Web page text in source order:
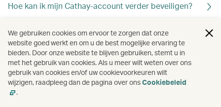
Hoe kan ik mijn Cathay-account verder beveiligen?
Wat moet ik doen als ik mijn telefoon kwijtraak?
We gebruiken cookies om ervoor te zorgen dat onze
website goed werkt en om u de best mogelijke ervaring te
bieden. Door onze website te blijven gebruiken, stemt u in
met het gebruik van cookies. Als u meer wilt weten over ons
gebruik van cookies en/of uw cookievoorkeuren wilt
wijzigen, raadpleeg dan de pagina over onsCookiebeleid
.